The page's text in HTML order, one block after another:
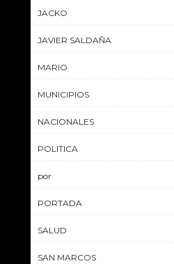
JACKO
JAVIER SALDAÑA
MARIO
MUNICIPIOS
NACIONALES
POLITICA
por
PORTADA
SALUD
SAN MARCOS